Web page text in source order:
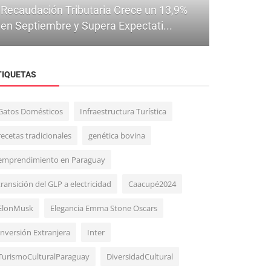
Recaudación Tributaria Crece un 13,9%
en Septiembre y Supera Expectati...
Economía
Paraguay avanza en la reglamentación
Domésticos Infraestructura Turística
tradicionales genética bovina
en Paraguay
del GLP a electricidad Caacupé2024
Elegancia Emma Stone Oscars
Extranjera Inter
DiversidadCultural